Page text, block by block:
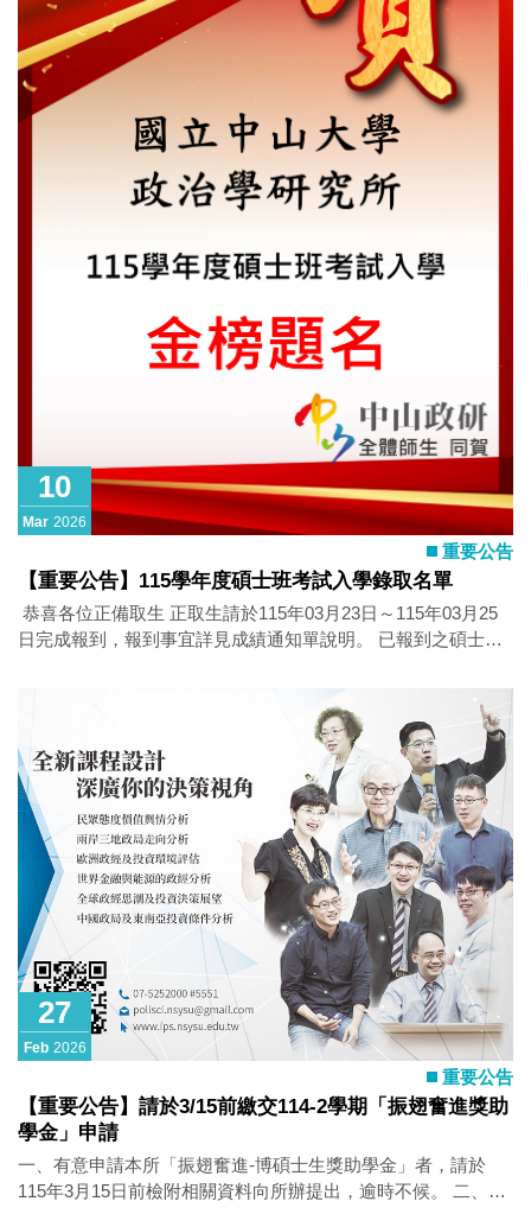
10
Mar 2026
重要公告
【重要公告】115學年度碩士班考試入學錄取名單
​ 恭喜各位正備取生 正取生請於115年03月23日～115年03月25
日完成報到，報到事宜詳見成績通知單說明。 已報到之碩士班
績單列印》(本校首頁→招生資訊→成績單列印)：於
3/11(三)17:00起開放列印，本校不另寄發紙本。通過第一階段
篩選符合面試資格考生之成績通知單俟面試放榜後始開放列
印。 二、《複查申請》(本校首頁→招生資訊→複查申請(含申
請結果查詢))：於3/12(四)17:00~3/14(六)17:00開放登錄，逾時
不候。複查結果於3/17(二)12:00～3/23(一)12:00開放查詢。
三、《報到查詢》(本校首頁→招生資訊→報到查詢)於
3/23(一)17:00開放查詢各系所(組)遞補情形參考。 完整公告：中
27
Feb 2026
重要公告
【重要公告】請於3/15前繳交114-2學期「振翅奮進獎助
學金」申請
一、有意申請本所「振翅奮進-博碩士生獎助學金」者，請於
115年3月15日前檢附相關資料向所辦提出，逾時不候。 二、相